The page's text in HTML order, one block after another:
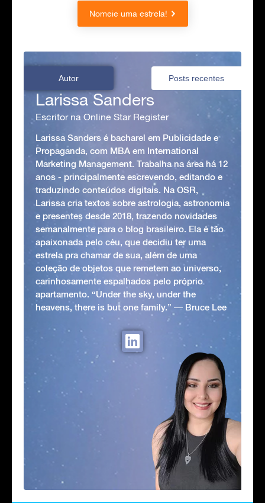
Nomeie uma estrela!
Autor Posts recentes
Larissa Sanders
Escritor na Online Star Register
Larissa Sanders é bacharel em Publicidade e
Propaganda, com MBA em International
Marketing Management. Trabalha na área há 12
anos - principalmente escrevendo, editando e
traduzindo conteúdos digitais. Na OSR,
Larissa cria textos sobre astrologia, astronomia
e presentes desde 2018, trazendo novidades
semanalmente para o blog brasileiro. Ela é tão
apaixonada pelo céu, que decidiu ter uma
estrela pra chamar de sua, além de uma
coleção de objetos que remetem ao universo,
carinhosamente espalhados pelo próprio
apartamento. “Under the sky, under the
heavens, there is but one family.” ― Bruce Lee